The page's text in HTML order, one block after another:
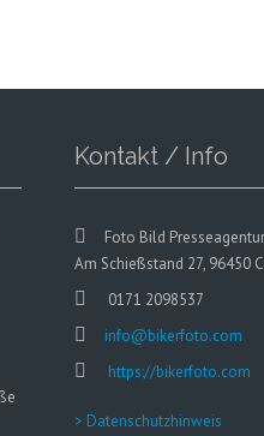
Kontakt / Info
Foto Bild
Am Schießstand 27, 96450
0171 2098537
info@bikerfoto.com
https://bikerfoto.com
> Datenschutzhinweis